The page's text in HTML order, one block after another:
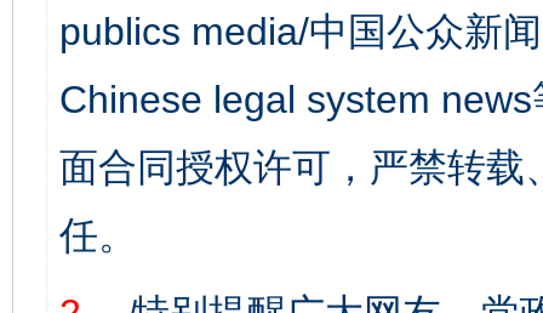
publics media/中国公众新
Chinese legal system
面合同授权许可，严禁转
任。